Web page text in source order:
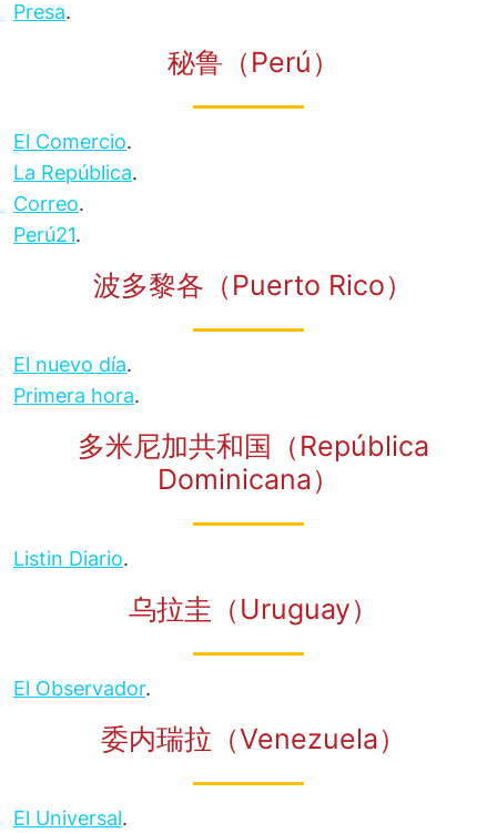
Presa.
秘鲁（Perú）
El Comercio.
La República.
Correo.
Perú21.
波多黎各（Puerto Rico）
El nuevo día.
Primera hora.
多米尼加共和国（República
Dominicana）
Listin Diario.
乌拉圭（Uruguay）
El Observador.
委内瑞拉（Venezuela）
El Universal.